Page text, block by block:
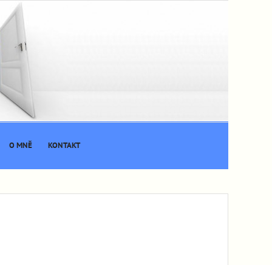
O MNĚ KONTAKT